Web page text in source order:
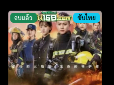
จบแล้ว ซับไทย